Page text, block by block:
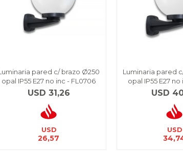
pared c/ brazo Ø250
opal IP55 E27 no inc - FL0706
USD 31,26
USD
26,57
Luminaria pared
opal IP55 E27
USD
USD